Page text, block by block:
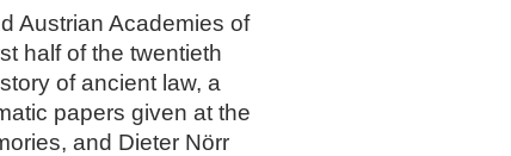
Austrian Academies of
half of the twentieth
of ancient law, a
papers given at the
and Dieter Nörr